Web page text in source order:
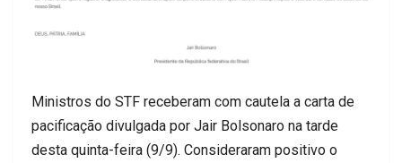
Ministros do STF receberam com cautela a carta de
pacificação divulgada por Jair Bolsonaro na tarde
desta quinta-feira (9/9). Consideraram positivo o